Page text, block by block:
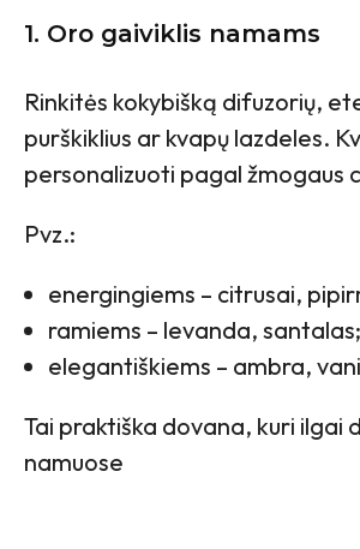
1. Oro gaiviklis namams
Rinkitės kokybišką difuzorių,
purškiklius ar kvapų lazdeles.
personalizuoti pagal žmogaus
Pvz.:
energingiems – citrusai,
ramiems – levanda, santalas;
elegantiškiems – ambra,
Tai praktiška dovana, kuri ilgai
namuose